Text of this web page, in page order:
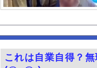
【画像】キス釣りするんや
【動画】クソガキロケット、怖す
【画像】絶対にハニトラに引っか
河出奈都美アナ ノースリニット
これは自業自得？